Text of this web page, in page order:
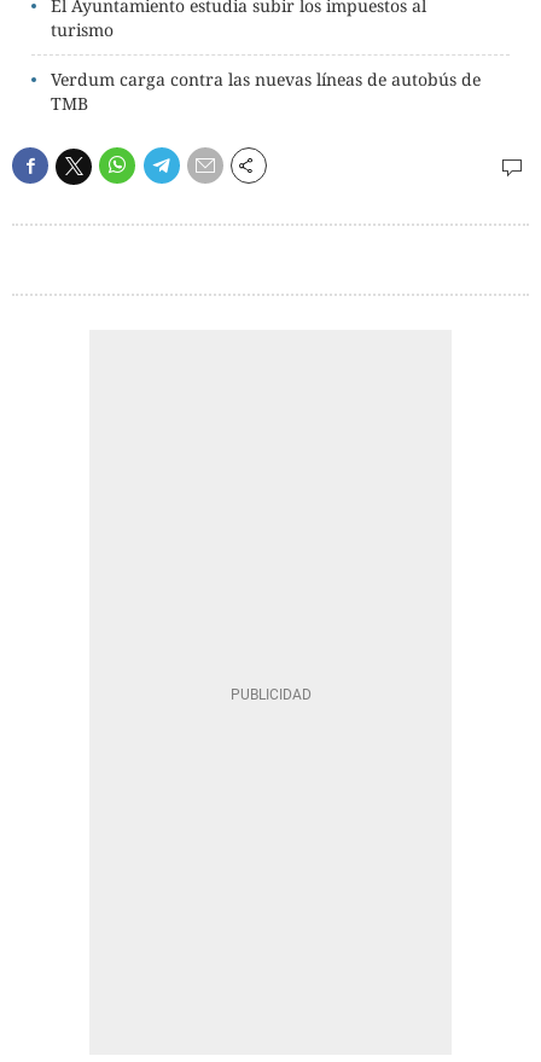
El Ayuntamiento estudia subir los impuestos al
turismo
Verdum carga contra las nuevas líneas de autobús de
TMB